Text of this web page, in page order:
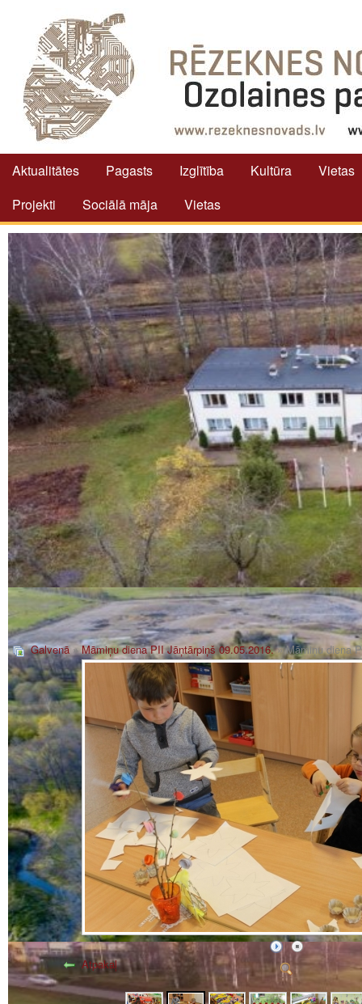
Aktualitātes Pagasts Izglītība Kultūra
Vietas
Projekti
Sociālā māja Vietas
Galvenā»Māmiņu diena PII Jāņtārpiņš 09.05.2016.» Māmiņu diena
Atpakaļ